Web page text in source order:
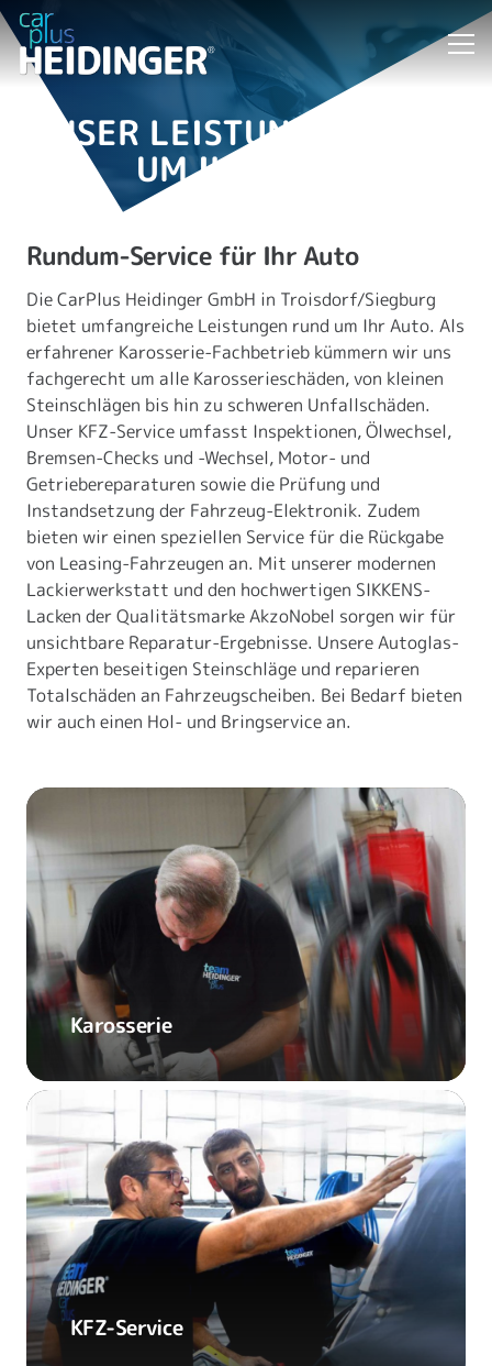
UNSER LEISTUNGEN RUND
UM IHR AUTO
Rundum-Service für Ihr Auto
Die CarPlus Heidinger GmbH in Troisdorf/Siegburg
bietet umfangreiche Leistungen rund um Ihr Auto. Als
erfahrener Karosserie-Fachbetrieb kümmern wir uns
fachgerecht um alle Karosserieschäden, von kleinen
Steinschlägen bis hin zu schweren Unfallschäden.
Unser KFZ-Service umfasst Inspektionen, Ölwechsel,
Bremsen-Checks und -Wechsel, Motor- und
Getriebereparaturen sowie die Prüfung und
Instandsetzung der Fahrzeug-Elektronik. Zudem
bieten wir einen speziellen Service für die Rückgabe
von Leasing-Fahrzeugen an. Mit unserer modernen
Lackierwerkstatt und den hochwertigen SIKKENS-
Lacken der Qualitätsmarke AkzoNobel sorgen wir für
unsichtbare Reparatur-Ergebnisse. Unsere Autoglas-
Experten beseitigen Steinschläge und reparieren
Totalschäden an Fahrzeugscheiben. Bei Bedarf bieten
wir auch einen Hol- und Bringservice an.
Karosserie
KFZ-Service